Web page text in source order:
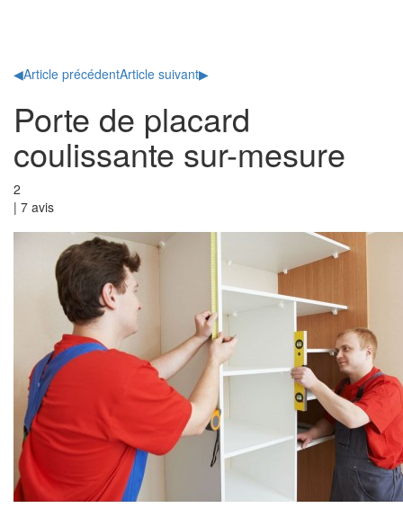
◀Article précédentArticle suivant▶
Porte de placard
coulissante sur-mesure
2
| 7 avis